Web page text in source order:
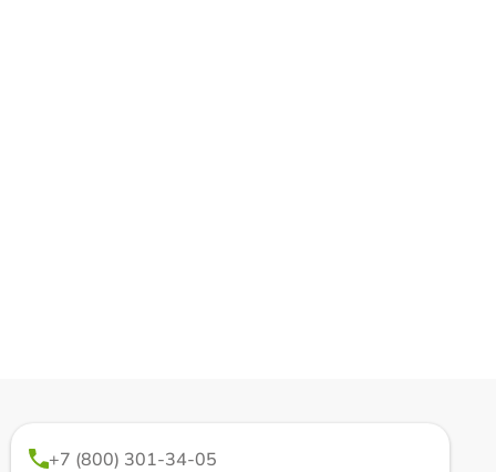
+7 (800) 301-34-05